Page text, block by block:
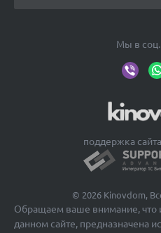
Мы в соц.
© 2026 Kinovdom,
поддержка
Обращаем ваше внимание,
данном сайте, предназначена